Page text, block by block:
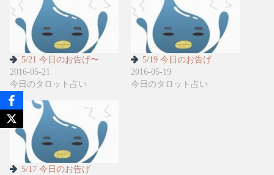
5/21 今日のお告げ〜
2016-05-21
今日のタロット占い
5/19 今日のお告げ
2016-05-19
今日のタロット占い
5/17 今日のお告げ